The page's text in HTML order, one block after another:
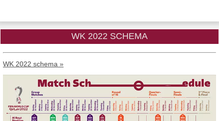
WK 2022 SCHEMA
WK 2022 schema »